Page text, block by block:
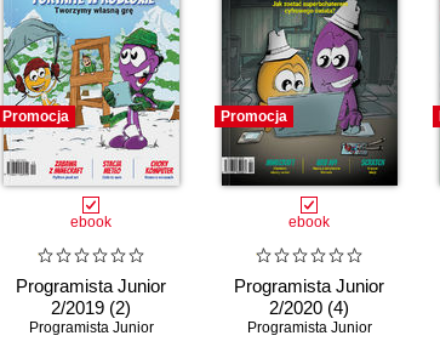
Promocja
ebook
Programista Junior
2/2019 (2)
Programista Junior
Promocja
ebook
Programista Junior
2/2020 (4)
Programista Junior